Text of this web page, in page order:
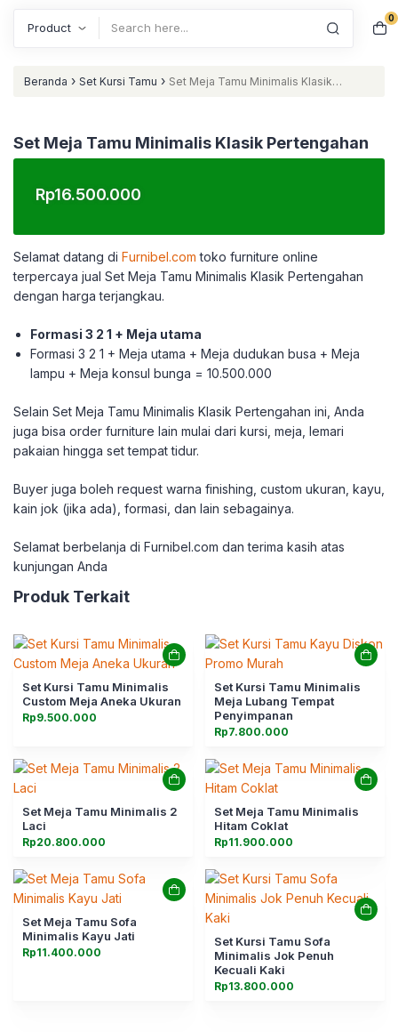
0
Beranda › Set Kursi Tamu › Set Meja Tamu Minimalis Klasik
Set Meja Tamu Minimalis Klasik Pertengahan
Rp16.500.000
Selamat datang di Furnibel.com toko furniture online
terpercaya jual Set Meja Tamu Minimalis Klasik Pertengahan
dengan harga terjangkau.
Formasi 3 2 1 + Meja utama
Formasi 3 2 1 + Meja utama + Meja dudukan busa + Meja
lampu + Meja konsul bunga = 10.500.000
Selain Set Meja Tamu Minimalis Klasik Pertengahan ini, Anda
juga bisa order furniture lain mulai dari kursi, meja, lemari
pakaian hingga set tempat tidur.
Buyer juga boleh request warna finishing, custom ukuran, kayu,
kain jok (jika ada), formasi, dan lain sebagainya.
Selamat berbelanja di Furnibel.com dan terima kasih atas
kunjungan Anda
Produk Terkait
Set Kursi Tamu Minimalis
Custom Meja Aneka Ukuran
Rp9.500.000
Set Kursi Tamu Minimalis
Meja Lubang Tempat
Penyimpanan
Rp7.800.000
Set Meja Tamu Minimalis 2
Laci
Rp20.800.000
Set Meja Tamu Minimalis
Hitam Coklat
Rp11.900.000
Set Meja Tamu Sofa
Minimalis Kayu Jati
Rp11.400.000
Set Kursi Tamu Sofa
Minimalis Jok Penuh
Kecuali Kaki
Rp13.800.000